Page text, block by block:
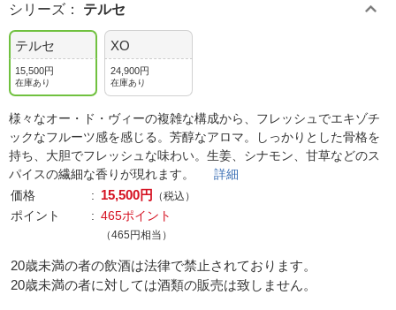
シリーズ ： テルセ
テルセ
15,500円
在庫あり
XO
24,900円
在庫あり
様々なオー・ド・ヴィーの複雑な構成から、フレッシュでエキゾチ
ックなフルーツ感を感じる。芳醇なアロマ。しっかりとした骨格を
持ち、大胆でフレッシュな味わい。生姜、シナモン、甘草などのス
パイスの繊細な香りが現れます。 詳細
価格
15,500円 （税込）
ポイント 465ポイント
（465円相当）
20歳未満の者の飲酒は法律で禁止されております。
20歳未満の者に対しては酒類の販売は致しません。